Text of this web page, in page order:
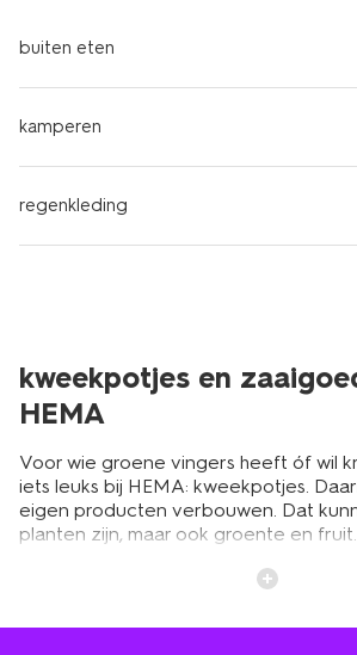
buiten eten
kamperen
regenkleding
kweekpotjes en
HEMA
Voor wie groene vingers heeft óf wil
iets leuks bij HEMA: kweekpotjes.
eigen producten verbouwen. Dat
planten zijn, maar ook groente en
zaaigoed, bijvoorbeeld
kweekpotjes zul je merken dat het